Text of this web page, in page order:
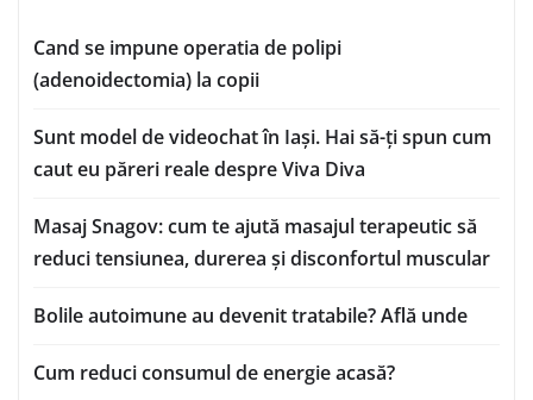
Cand se impune operatia de polipi
(adenoidectomia) la copii
Sunt model de videochat în Iași. Hai să-ți spun cum
caut eu păreri reale despre Viva Diva
Masaj Snagov: cum te ajută masajul terapeutic să
reduci tensiunea, durerea și disconfortul muscular
Bolile autoimune au devenit tratabile? Află unde
Cum reduci consumul de energie acasă?